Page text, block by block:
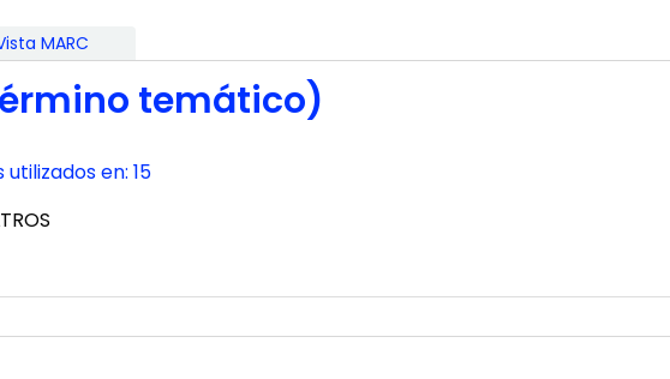
MARC
temático)
en: 15